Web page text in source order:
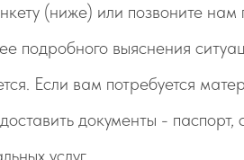
(ниже) или позвоните
подробного выяснения
Если вам потребуется
документы - паспорт,
услуг